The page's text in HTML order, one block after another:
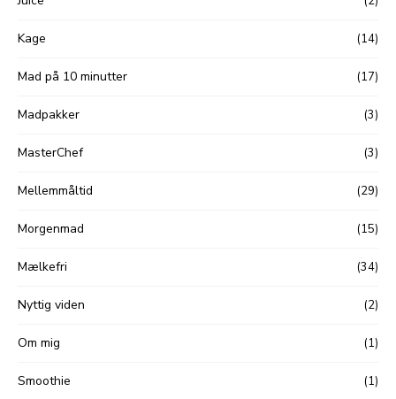
Kage (14)
Mad på 10 minutter (17)
Madpakker (3)
MasterChef (3)
Mellemmåltid (29)
Morgenmad (15)
Mælkefri (34)
Nyttig viden (2)
Om mig (1)
Smoothie (1)